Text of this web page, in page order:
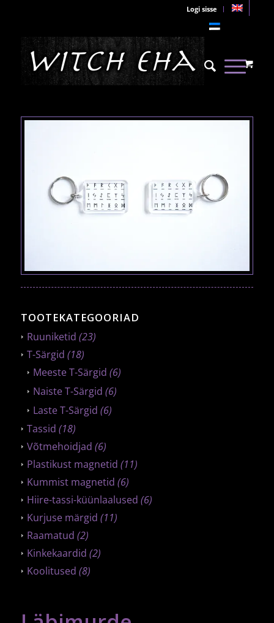
Logi sisse
TOOTEKATEGOORIAD
Ruuniketid (23)
T-Särgid (18)
Meeste T-Särgid (6)
Naiste T-Särgid (6)
Laste T-Särgid (6)
Tassid (18)
Võtmehoidjad (6)
Plastikust magnetid (11)
Kummist magnetid (6)
Hiire-tassi-küünlaalused (6)
Kurjuse märgid (11)
Raamatud (2)
Kinkekaardid (2)
Koolitused (8)